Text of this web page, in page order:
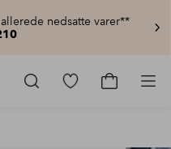
nedsatte varer**
Gå
Gå